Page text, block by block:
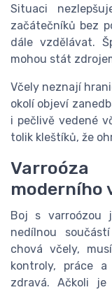
Situaci
začátečníků bez
dále vzdělávat.
mohou stát
Včely neznají
okolí objeví
i pečlivě vedené
tolik kleštíků, že
moderního
Boj s
nedílnou
chová včely,
kontroly, práce
zdravá. Ačkoli